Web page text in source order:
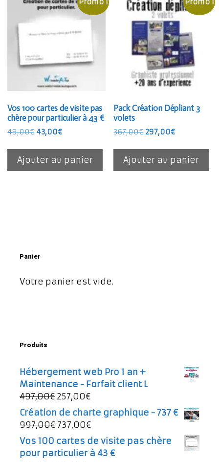
Promo !
Vos 100 cartes de visite pas
chère pour particulier à 43 €
49,00€ Le
initial
était :
49,00€.
43,00€Le
actuel
est :
43,00€.
Ajouter au panier
Promo !
Pack Création Dépliant 3
volets
367,00€ Le
initial
était :
367,00€.
297,00€Le
actuel
est :
297,00€.
Ajouter au panier
Panier
Votre panier est vide.
Produits
Hébergement web Pro 1 an +
Maintenance - Forfait client L
497,00€ Le
prix
initial
était :
497,00€.
257,00€Le
prix
actuel
257,00€.
Création de charte graphique - 737 €
997,00€ Le
prix
initial
737,00€Le
prix
actuel
Vos 100 cartes de visite pas chère
pour particulier à 43 €